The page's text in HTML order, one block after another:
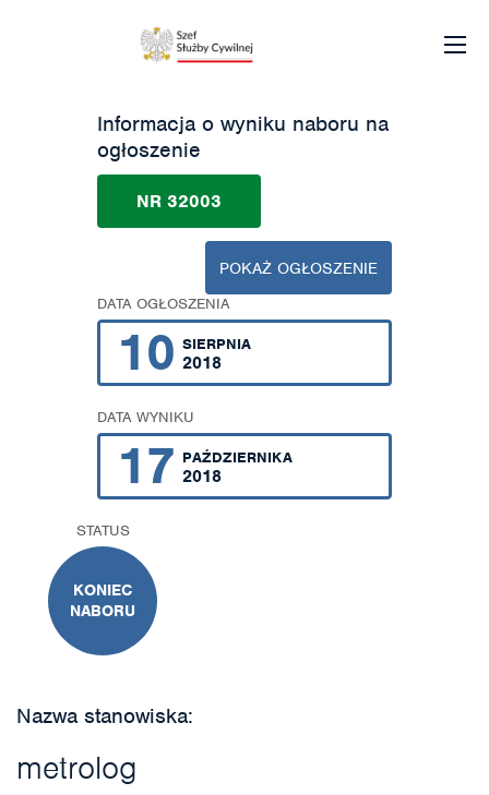
Informacja o wyniku naboru na
ogłoszenie
NR 32003
POKAŻ OGŁOSZENIE
DATA OGŁOSZENIA
10 SIERPNIA
2018
DATA WYNIKU
17 PAŹDZIERNIKA
2018
STATUS
KONIEC
NABORU
Nazwa stanowiska:
metrolog